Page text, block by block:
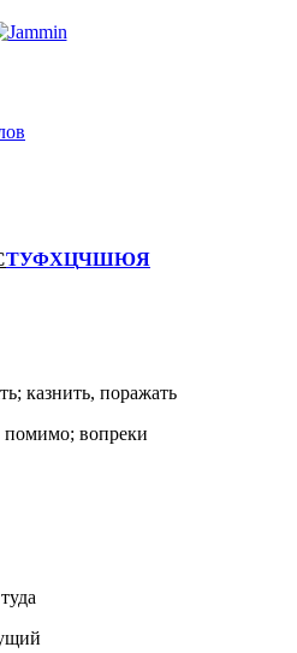
ТУФХЦЧШЮЯ
казнить, поражать
помимо; вопреки